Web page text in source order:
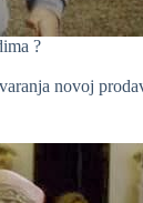
?
novoj